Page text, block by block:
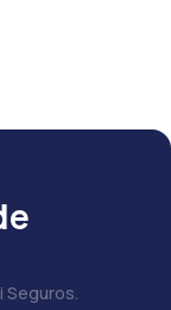
Seguros.